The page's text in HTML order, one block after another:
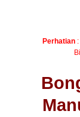
Perhatian